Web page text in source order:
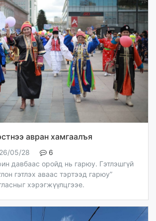
авран хамгаалъя
05/28
6
давбаас оройд нь гарюу. Гэтлэшгүй
гэтлэх аваас тэртээд гарюу”
хэрэгжүүлцгээе.